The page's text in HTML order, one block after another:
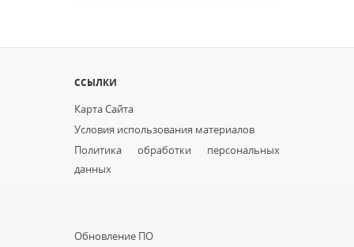
ССЫЛКИ
Карта Сайта
Условия использования материалов
Политика обработки персональных
данных
Обновление ПО